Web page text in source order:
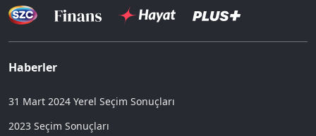
Haberler
31 Mart 2024 Yerel Seçim Sonuçları
2023 Seçim Sonuçları